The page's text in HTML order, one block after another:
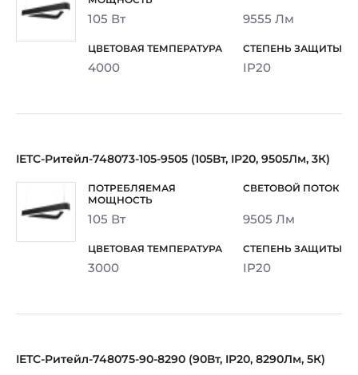
105 Вт 9555 Лм
4000 IP20
IETC-Ритейл-748073-105-9505 (105Вт, IP20, 9505Лм, 3К)
105 Вт 9505 Лм
3000 IP20
IETC-Ритейл-748075-90-8290 (90Вт, IP20, 8290Лм, 5К)